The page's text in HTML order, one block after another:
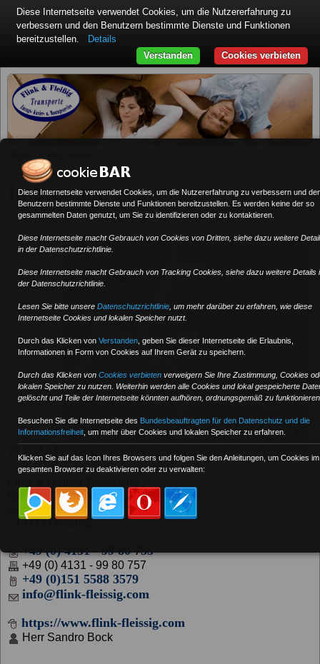
Impressum
+
−
Angaben gemäß § 5 DDG
Inhaber Sandro Bock
Keplerstraße 2
21337 Lüneburg
+49 (0) 4131 - 99 80 755
+49 (0) 4131 - 99 80 757
+49 (0)151 5588 3579
info@flink-fleissig.com
https://www.flink-fleissig.com
Herr Sandro Bock
Diese Internetseite verwendet Cookies, um die Nutzererfahrung zu verbessern und
Benutzern bestimmte Dienste und Funktionen bereitzustellen. Es werden keine der so
gesammelten Daten genutzt, um Sie zu identifizieren oder zu kontaktieren.
Diese Internetseite macht Gebrauch von Cookies von Dritten, siehe dazu weitere
in der Datenschutzrichtlinie.
Diese Internetseite macht Gebrauch von Tracking Cookies, siehe dazu weitere Details
der Datenschutzrichtlinie.
Lesen Sie bitte unsere Datenschutzrichtlinie , um mehr darüber zu erfahren, wie diese
Internetseite Cookies und lokalen Speicher nutzt.
Durch das Klicken von Verstanden geben Sie dieser Internetseite die Erlaubnis,
Informationen in Form von Cookies auf Ihrem Gerät zu speichern.
Durch das Klicken von Cookies verbieten verweigern Sie Ihre Zustimmung, Cookies
lokalen Speicher zu nutzen. Weiterhin werden alle Cookies und lokal gespeicherte
gelöscht und Teile der Internetseite könnten aufhören, ordnungsgemäß zu
Besuchen Sie die Internetseite des Bundesbeauftragten für den Datenschutz und die
Informationsfreiheit , um mehr über Cookies und lokalen Speicher zu erfahren.
Klicken Sie auf das Icon Ihres Browsers und folgen Sie den Anleitungen, um Cookies im
gesamten Browser zu deaktivieren oder zu verwalten:
Diese Internetseite verwendet Cookies, um die Nutzererfahrung zu
verbessern und den Benutzern bestimmte Dienste und Funktionen
bereitzustellen.
Details
Cookies verbieten
Verstanden